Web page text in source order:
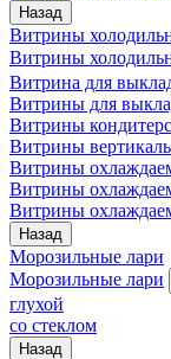
Назад
Витрины
Витрины
Витрина для
Витрины для
Витрины
Витрины
Витрины
Витрины
Витрины
Назад
Морозильные лари
Морозильные лари
глухой
со стеклом
Назад